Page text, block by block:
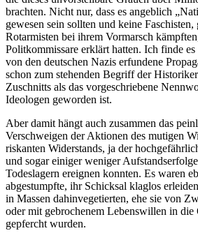
brachten. Nicht nur, dass es angeblich
gewesen sein sollten und keine Faschisten,
Rotarmisten bei ihrem Vormarsch
Politkommissare erklärt hatten. Ich finde
von den deutschen Nazis erfundene
schon zum stehenden Begriff der
Zuschnitts als das vorgeschriebene
Ideologen geworden ist.
Aber damit hängt auch zusammen das
Verschweigen der Aktionen des mutigen
riskanten Widerstands, ja der
und sogar einiger weniger
Todeslagern ereignen konnten. Es waren
abgestumpfte, ihr Schicksal klaglos
in Massen dahinvegetierten, ehe sie von
oder mit gebrochenem Lebenswillen in die
gepfercht wurden.